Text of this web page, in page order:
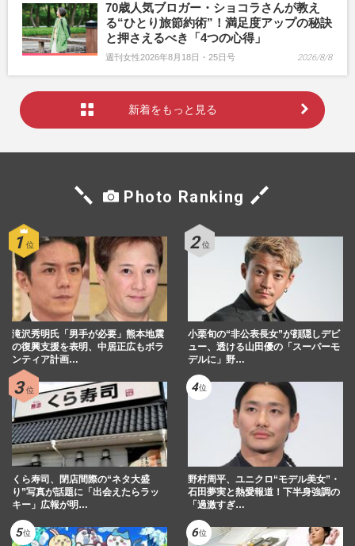
70歳人気ブロガー・ショコラさんが教え
る“ひとり旅節約術”！満足度アップの秘訣
と押さえるべき「4つの心得」
週刊女性2026年8月18日・25日号 2026/8/8
新着をもっと見る
Photo Ranking
滝沢秀明氏「男手が必要」熊本地震
の復興支援を表明、中居正広もボラ
ンティア計画…
小栗旬の“非公表長女”が顔隠しデビ
ュー、透ける山田優の「スーパーモ
デルに」野…
くら寿司、閉店間際の“ネタ大盛
り”写真が話題に「出会えたらラッ
キー」広報が明…
野村周平、ユニクロ“モデル美女”・
石田夢実と熱愛報道！下半身強調の
「過激すぎ…